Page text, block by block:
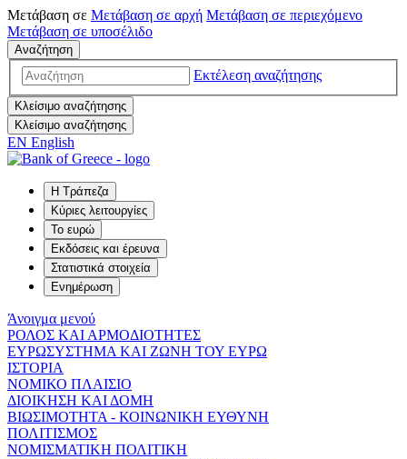
Μετάβαση σε Μετάβαση σε αρχή Μετάβαση σε περιεχόμενο
Μετάβαση σε υποσέλιδο
Αναζήτηση
Εκτέλεση αναζήτησης
Κλείσιμο αναζήτησης
Κλείσιμο αναζήτησης
EN English
Η Τράπεζα
Κύριες λειτουργίες
Το ευρώ
Εκδόσεις και έρευνα
Στατιστικά στοιχεία
Ενημέρωση
Άνοιγμα μενού
ΡΟΛΟΣ ΚΑΙ ΑΡΜΟΔΙΟΤΗΤΕΣ
ΕΥΡΩΣΥΣΤΗΜΑ ΚΑΙ ΖΩΝΗ ΤΟΥ ΕΥΡΩ
ΙΣΤΟΡΙΑ
ΝΟΜΙΚΟ ΠΛΑΙΣΙΟ
ΔΙΟΙΚΗΣΗ ΚΑΙ ΔΟΜΗ
ΒΙΩΣΙΜΟΤΗΤΑ - ΚΟΙΝΩΝΙΚΗ ΕΥΘΥΝΗ
ΠΟΛΙΤΙΣΜΟΣ
ΝΟΜΙΣΜΑΤΙΚΗ ΠΟΛΙΤΙΚΗ